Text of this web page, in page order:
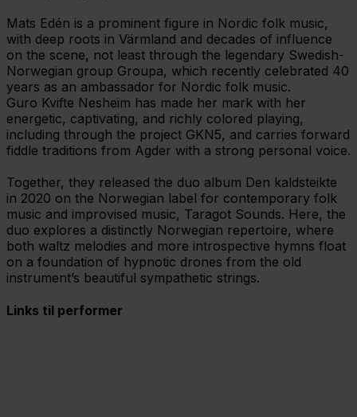
Mats Edén is a prominent figure in Nordic folk music,
with deep roots in Värmland and decades of influence
on the scene, not least through the legendary Swedish-
Norwegian group Groupa, which recently celebrated 40
years as an ambassador for Nordic folk music.
Guro Kvifte Nesheim has made her mark with her
energetic, captivating, and richly colored playing,
including through the project GKN5, and carries forward
fiddle traditions from Agder with a strong personal voice.
Together, they released the duo album Den kaldsteikte
in 2020 on the Norwegian label for contemporary folk
music and improvised music, Taragot Sounds. Here, the
duo explores a distinctly Norwegian repertoire, where
both waltz melodies and more introspective hymns float
on a foundation of hypnotic drones from the old
instrument’s beautiful sympathetic strings.
Links til performer